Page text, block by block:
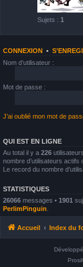
Sujets : 1
CONNEXION •
Nom d’utilisateur :
Mot de passe :
J’ai oublié mon mot de
QUI EST EN LIGNE
Au total il y a 226
nombre d’utilisateurs
Le record du nombre
STATISTIQUES
26066 messages • 1901
PerlimPinguin
Accueil Index du